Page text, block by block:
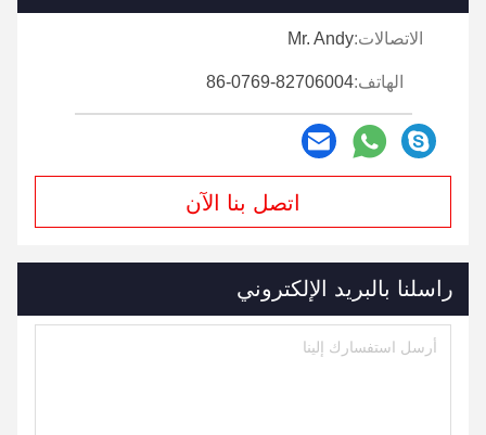
الاتصالات:Mr. Andy
الهاتف:86-0769-82706004
اتصل بنا الآن
راسلنا بالبريد الإلكتروني